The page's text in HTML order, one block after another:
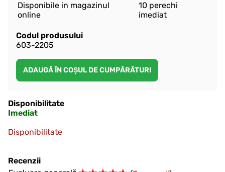
Disponibile in magazinul
online
10 perechi
imediat
Codul produsului
603-2205
Disponibilitate
Imediat
Disponibilitate
Recenzii